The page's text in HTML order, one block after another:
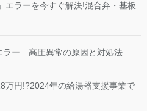
エラーを今すぐ解決!混合弁・基板
ラー 高圧異常の原因と対処法
万円!?2024年の給湯器支援事業で